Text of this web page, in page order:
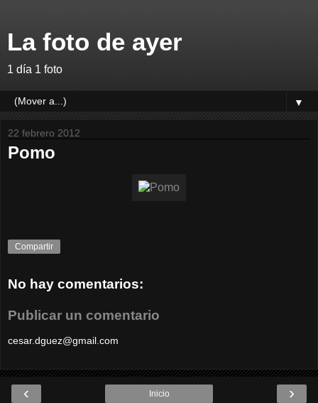
La foto de ayer
1 día 1 foto
▼
22 febrero 2012
Pomo
Compartir
No hay comentarios:
Publicar un comentario
cesar.dguez@gmail.com
‹ ›
Inicio